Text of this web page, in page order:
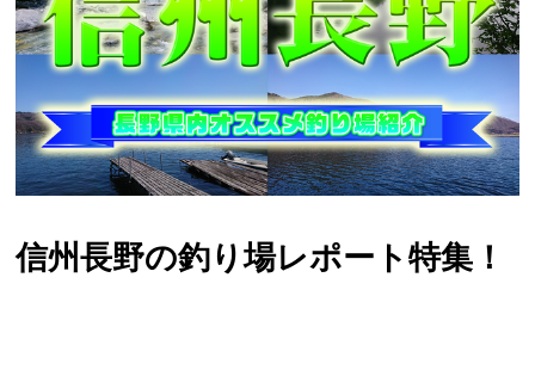
信州長野の釣り場レポート特集！